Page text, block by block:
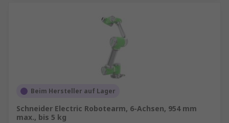
Beim Hersteller auf Lager
Schneider Electric Robotearm, 6-Achsen, 954 mm
max., bis 5 kg